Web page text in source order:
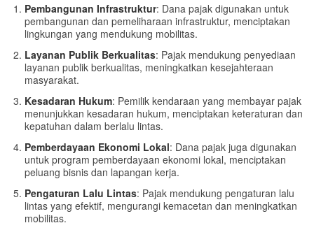
Pembangunan Infrastruktur: Dana pajak digunakan untuk
pembangunan dan pemeliharaan infrastruktur, menciptakan
lingkungan yang mendukung mobilitas.
Layanan Publik Berkualitas: Pajak mendukung penyediaan
layanan publik berkualitas, meningkatkan kesejahteraan
masyarakat.
Kesadaran Hukum: Pemilik kendaraan yang membayar pajak
menunjukkan kesadaran hukum, menciptakan keteraturan dan
kepatuhan dalam berlalu lintas.
Pemberdayaan Ekonomi Lokal: Dana pajak juga digunakan
untuk program pemberdayaan ekonomi lokal, menciptakan
peluang bisnis dan lapangan kerja.
Pengaturan Lalu Lintas: Pajak mendukung pengaturan lalu
lintas yang efektif, mengurangi kemacetan dan meningkatkan
mobilitas.